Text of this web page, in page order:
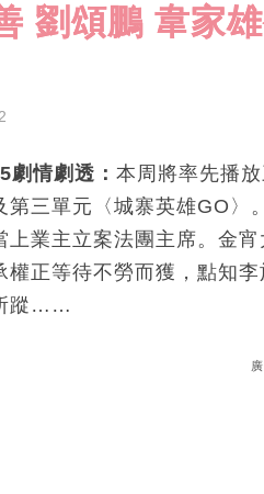
劉頌鵬 韋家
劇情劇透： 本周將率先播
第三單元〈城寨英雄GO〉
上業主立案法團主席。金
權正等待不勞而獲，點知
蹤……